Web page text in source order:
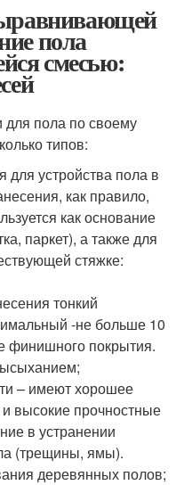
пола
смесью:
пола по своему
типов:
устройства пола в
как правило,
как основание
паркет), а также для
стяжке:
тонкий
-не больше 10
финишного покрытия.
– имеют хорошее
высокие прочностные
в устранении
(трещины, ямы).
деревянных полов;